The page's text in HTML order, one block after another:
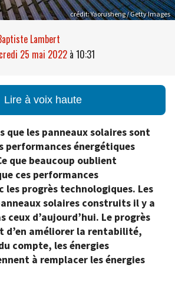
crédit: Yaorusheng / Getty Images
Lambert
25 mai 2022 à 10:31
Lire à voix haute
que les panneaux solaires sont
performances énergétiques
que beaucoup oublient
ces performances
les progrès technologiques. Les
solaires construits il y a
ceux d’aujourd’hui. Le progrès
d’en améliorer la rentabilité,
compte, les énergies
à remplacer les énergies